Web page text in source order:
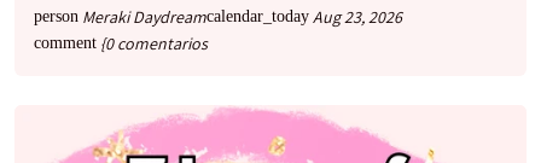
person Meraki Daydreamcalendar_today Aug 23, 2026
comment {0 comentarios